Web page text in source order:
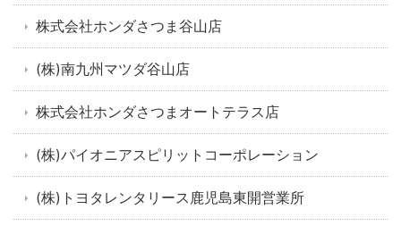
株式会社ホンダさつま谷山店
(株)南九州マツダ谷山店
株式会社ホンダさつまオートテラス店
(株)パイオニアスピリットコーポレーション
(株)トヨタレンタリース鹿児島東開営業所